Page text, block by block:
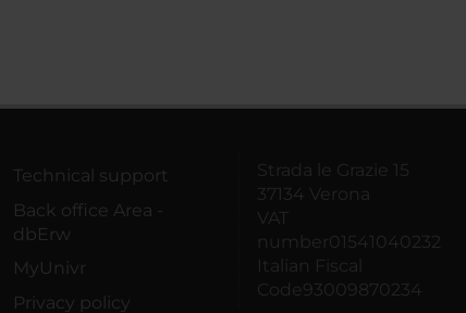
Technical support
Back office Area -
dbErw
MyUnivr
Privacy policy
Strada le Grazie 15
37134 Verona
VAT
number01541040232
Italian Fiscal
Code93009870234